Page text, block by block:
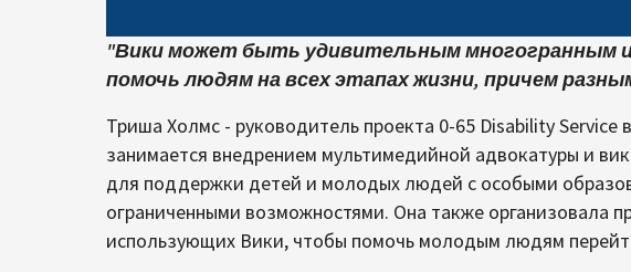
"Вики может быть удивительным многогранным
помочь людям на всех этапах жизни, причем
Триша Холмс - руководитель проекта 0-65 Disability
занимается внедрением мультимедийной адвокатуры и
для поддержки детей и молодых людей с особыми
ограниченными возможностями. Она также организовала
использующих Вики, чтобы помочь молодым людям